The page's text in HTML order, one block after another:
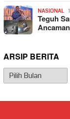
NASIONAL
Teguh
ARSIP BERITA
Arsip
Berita